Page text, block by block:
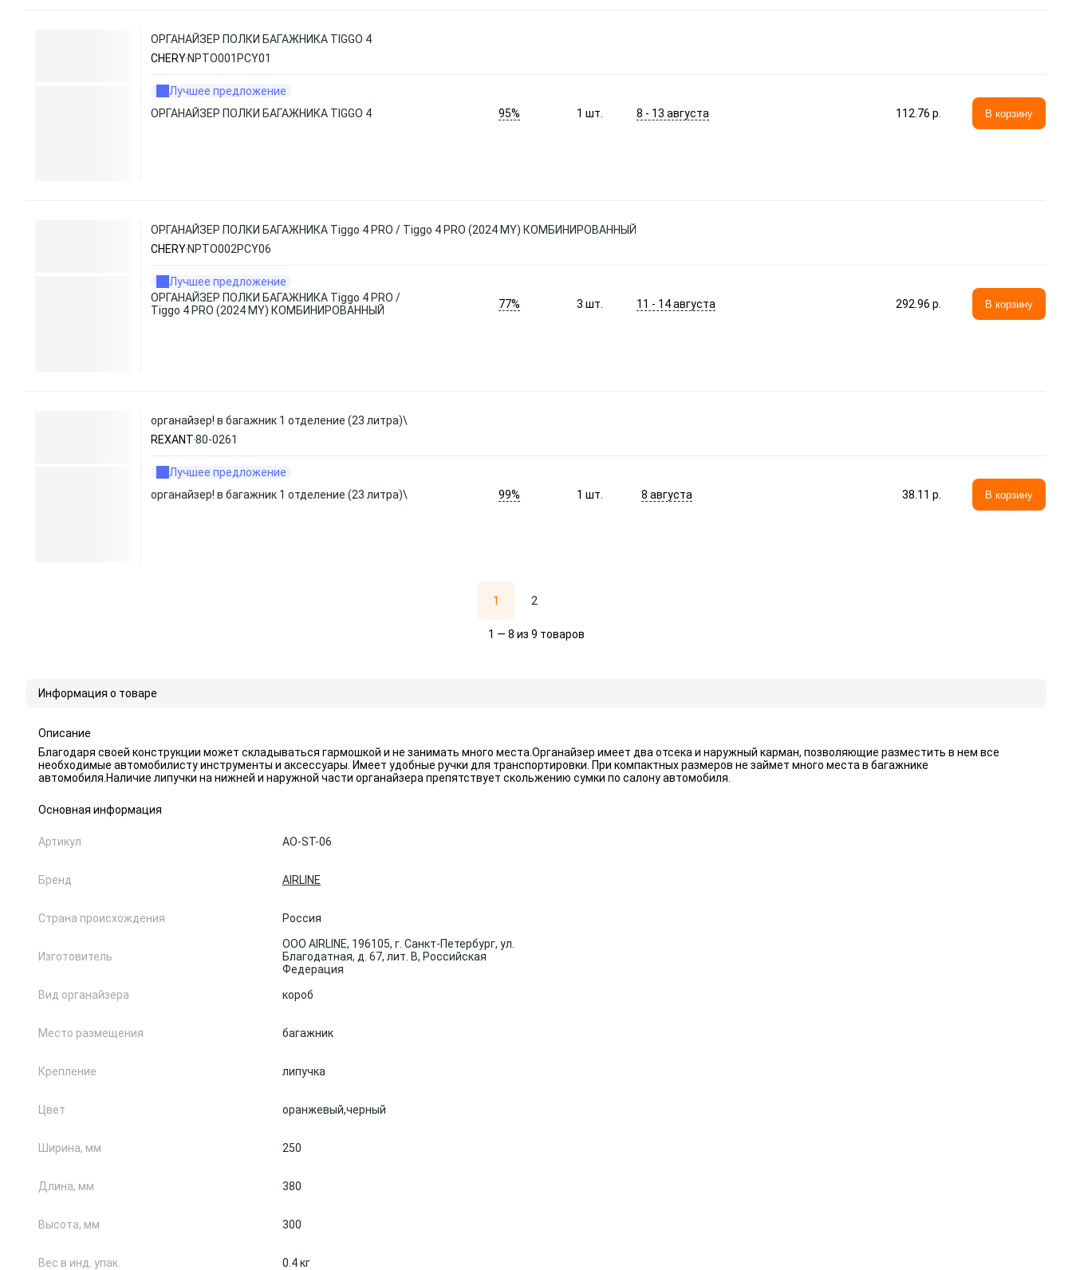
ОРГАНАЙЗЕР ПОЛКИ БАГАЖНИКА TIGGO 4
CHERY NPTO001PCY01
Лучшее предложение
ОРГАНАЙЗЕР ПОЛКИ БАГАЖНИКА TIGGO 4
95% 1шт. 8 - 13 августа 112.76 p. В корзину
ОРГАНАЙЗЕР ПОЛКИ БАГАЖНИКА Tiggo 4 PRO / Tiggo 4 PRO (2024 MY) КОМБИНИРОВАННЫЙ
CHERY NPTO002PCY06
Лучшее предложение
ОРГАНАЙЗЕР ПОЛКИ БАГАЖНИКА Tiggo 4 PRO /
Tiggo 4 PRO (2024 MY) КОМБИНИРОВАННЫЙ
77% 3шт. 11 - 14 августа 292.96 p. В корзину
органайзер! в багажник 1 отделение (23 литра)\
REXANT80-0261
Лучшее предложение
органайзер! в багажник 1 отделение (23 литра)\
99% 1шт. 8 августа 38.11 p. В корзину
1 2
1 — 8 из 9 товаров
Информация о товаре
Описание
Благодаря своей конструкции может складываться гармошкой и не занимать много места.Органайзер имеет два отсека и наружный карман, позволяющие разместить в нем все
необходимые автомобилисту инструменты и аксессуары. Имеет удобные ручки для транспортировки. При компактных размеров не займет много места в багажнике
автомобиля.Наличие липучки на нижней и наружной части органайзера препятствует скольжению сумки по салону автомобиля.
Основная информация
Артикул AO-ST-06
Бренд AIRLINE
Страна происхождения Россия
Изготовитель
ООО AIRLINE, 196105, г. Санкт-Петербург, ул.
Благодатная, д. 67, лит. В, Российская
Федерация
Вид органайзера
короб
Место размещения багажник
Крепление липучка
Цвет оранжевый,черный
Ширина, мм 250
Длина, мм 380
Высота, мм 300
Вес в инд. упак. 0.4 кг